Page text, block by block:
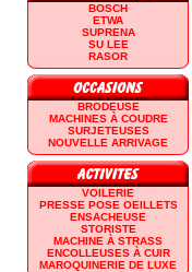
BOSCH
ETWA
SUPRENA
SU LEE
RASOR
BRODEUSE
MACHINES À COUDRE
SURJETEUSES
NOUVELLE ARRIVAGE
VOILERIE
PRESSE POSE OEILLETS
ENSACHEUSE
STORISTE
MACHINE À STRASS
ENCOLLEUSES À CUIR
MAROQUINERIE DE LUXE